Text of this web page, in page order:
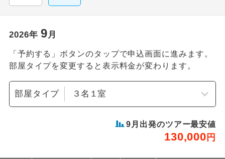
2026年 9月
「予約する」ボタンのタップで申込画面に進みます。
部屋タイプを変更すると表示料金が変わります。
部屋タイプ
9 月出発のツアー最安値
130,000 円